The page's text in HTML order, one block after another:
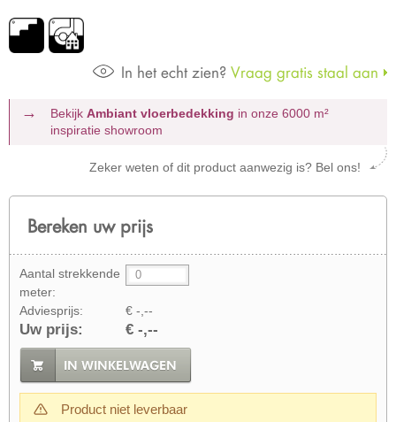
In het echt zien? Vraag gratis staal aan
Bekijk Ambiant vloerbedekking in onze 6000 m²
inspiratie showroom
Zeker weten of dit product aanwezig is? Bel ons!
Bereken uw prijs
Aantal strekkende
meter:
Adviesprijs:
€ -,--
Uw prijs: € -,--
IN WINKELWAGEN
Product niet leverbaar